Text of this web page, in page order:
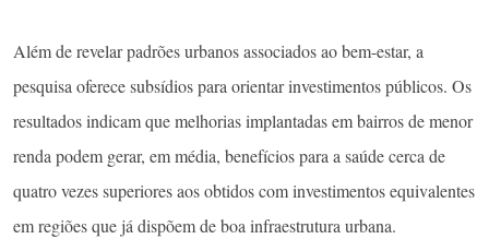
Além de revelar padrões urbanos associados ao bem-estar, a
pesquisa oferece subsídios para orientar investimentos públicos. Os
resultados indicam que melhorias implantadas em bairros de menor
renda podem gerar, em média, benefícios para a saúde cerca de
quatro vezes superiores aos obtidos com investimentos equivalentes
em regiões que já dispõem de boa infraestrutura urbana.